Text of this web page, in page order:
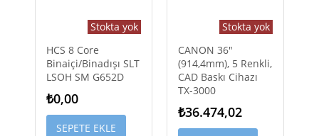
Stokta yok
HCS 8 Core
Binaiçi/Binadışı SLT
LSOH SM G652D
₺0,00
SEPETE EKLE
Stokta yok
CANON 36"
(914,4mm), 5 Renkli,
CAD Baskı Cihazı
TX-3000
₺36.474,02